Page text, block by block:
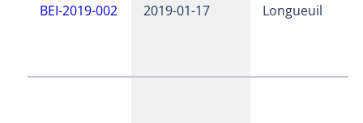
BEI-2019-002 2019-01-17 Longueuil